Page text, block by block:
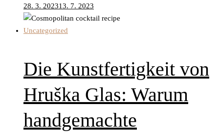
28. 3. 202313. 7. 2023
Uncategorized
Die Kunstfertigkeit von
Hruška Glas: Warum
handgemachte